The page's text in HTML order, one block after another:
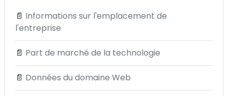
📄 Informations sur l'emplacement de
l'entreprise
📄 Part de marché de la technologie
📄 Données du domaine Web